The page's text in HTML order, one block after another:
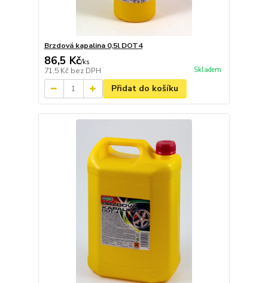
Brzdová kapalina 0,5l DOT4
86,5 Kč/ks
71,5 Kč bez DPH Skladem
Přidat do košíku